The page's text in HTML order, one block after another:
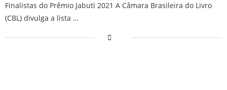
Finalistas do Prêmio Jabuti 2021 A Câmara Brasileira do Livro
(CBL) divulga a lista …